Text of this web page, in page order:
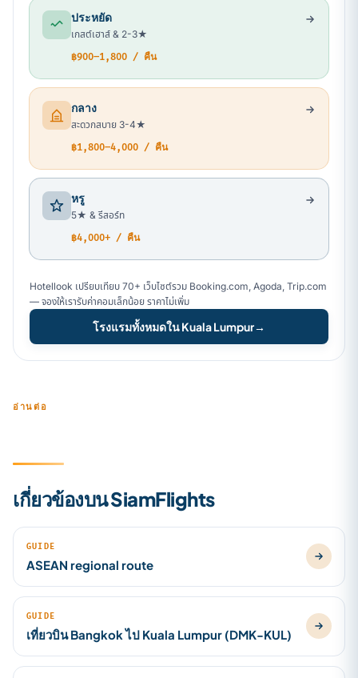
ประหยัด
เกสต์เฮาส์ & 2-3★
฿900–1,800 / คืน
กลาง
สะดวกสบาย 3-4★
฿1,800–4,000 / คืน
หรู
5★ & รีสอร์ท
฿4,000+ / คืน
Hotellook เปรียบเทียบ 70+ เว็บไซต์รวม Booking.com, Agoda, Trip.com
— จองให้เรารับค่าคอมเล็กน้อย ราคาไม่เพิ่ม
โรงแรมทั้งหมดใน Kuala Lumpur→
อ่านต่อ
เกี่ยวข้องบน SiamFlights
GUIDE
ASEAN regional route
GUIDE
เที่ยวบิน Bangkok ไป Kuala Lumpur (DMK-KUL)